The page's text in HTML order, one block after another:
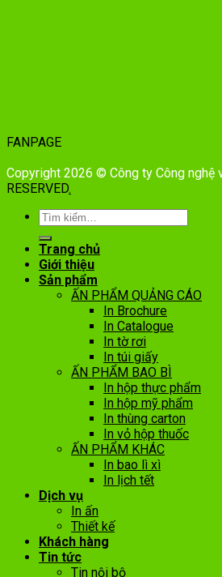
FANPAGE
Copyright 2026 © Công ty Công nghệ
RESERVED.
Trang chủ
Giới thiệu
Sản phẩm
ẤN PHẨM QUẢNG CÁO
In Brochure
In Catalogue
In tờ rơi
In túi giấy
ẤN PHẨM BAO BÌ
In hộp thực phẩm
In hộp mỹ phẩm
In thùng carton
In vỏ hộp thuốc
ẤN PHẨM KHÁC
In bao lì xì
In lịch tết
Dịch vụ
In ấn
Thiết kế
Khách hàng
Tin tức
Tin nội bộ